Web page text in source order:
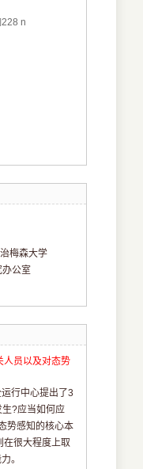
n
梅森大学
办公室
人员以及对态势
行中心提出了3
?应当如何应
势感知的核心本
在很大程度上取
。